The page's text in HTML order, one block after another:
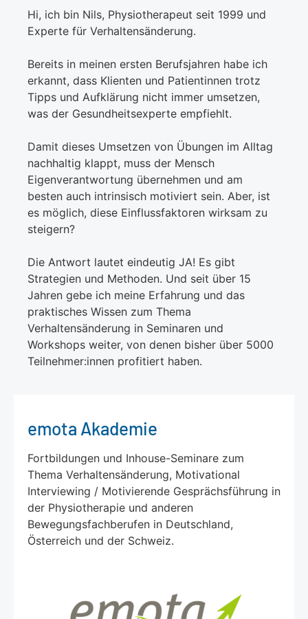
Hi, ich bin Nils, Physiotherapeut seit 1999 und
Experte für Verhaltensänderung.
Bereits in meinen ersten Berufsjahren habe ich
erkannt, dass Klienten und Patientinnen trotz
Tipps und Aufklärung nicht immer umsetzen,
was der Gesundheitsexperte empfiehlt.
Damit dieses Umsetzen von Übungen im Alltag
nachhaltig klappt, muss der Mensch
Eigenverantwortung übernehmen und am
besten auch intrinsisch motiviert sein. Aber, ist
es möglich, diese Einflussfaktoren wirksam zu
steigern?
Die Antwort lautet eindeutig JA! Es gibt
Strategien und Methoden. Und seit über 15
Jahren gebe ich meine Erfahrung und das
praktisches Wissen zum Thema
Verhaltensänderung in Seminaren und
Workshops weiter, von denen bisher über 5000
Teilnehmer:innen profitiert haben.
emota Akademie
Fortbildungen und Inhouse-Seminare zum
Thema Verhaltensänderung, Motivational
Interviewing / Motivierende Gesprächsführung in
der Physiotherapie und anderen
Bewegungsfachberufen in Deutschland,
Österreich und der Schweiz.